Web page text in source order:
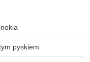
pyskiem